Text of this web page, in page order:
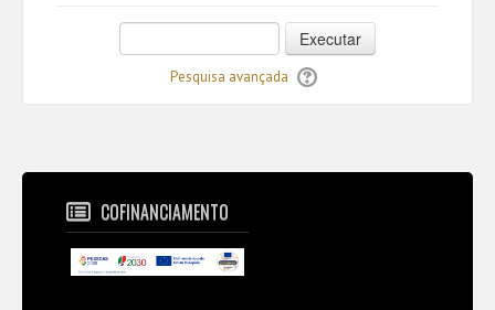
Executar
Pesquisa avançada
COFINANCIAMENTO